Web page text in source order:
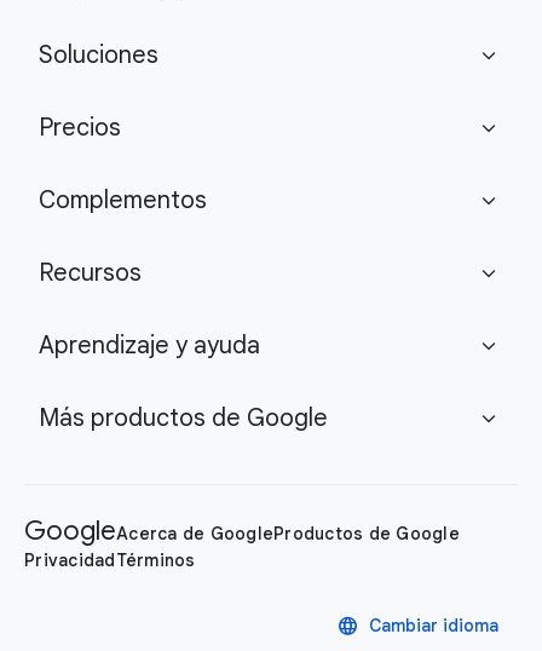
Soluciones expand_more
Precios expand_more
Complementos expand_more
Recursos expand_more
Aprendizaje y ayuda expand_more
Más productos de Google expand_more
GoogleAcerca de GoogleProductos de Google
PrivacidadTérminos
language Cambiar idioma